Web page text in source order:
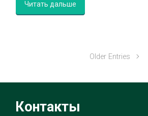
Читать дальше
Older Entries
Контакты